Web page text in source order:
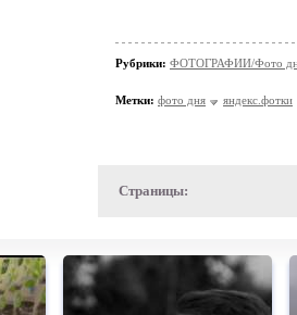
Рубрики: ФОТОГРАФИИ/Фото
Метки: фото дня яндекс.фотки
Страницы: